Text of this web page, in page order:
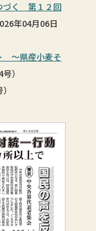
づく 第１２回
年04月06日
〜県産小麦そ
）